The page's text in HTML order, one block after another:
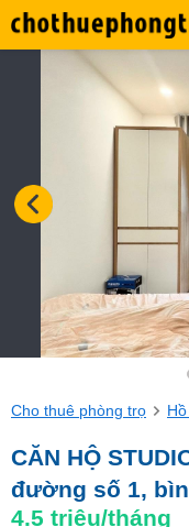
Cho thuê phòng trọ
CĂN HỘ
️đường số 1,
4.5 triệu/tháng